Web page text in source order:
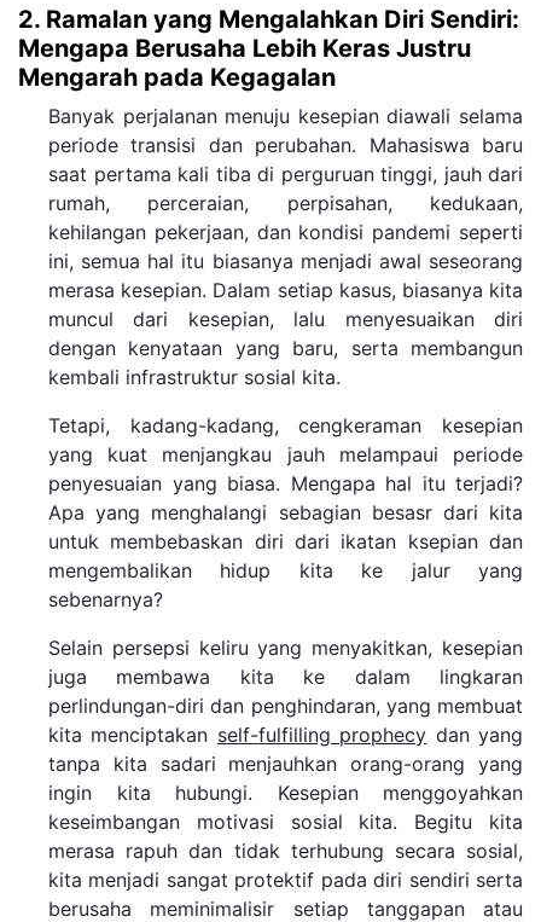
2. Ramalan yang Mengalahkan Diri Sendiri:
Mengapa Berusaha Lebih Keras Justru
Mengarah pada Kegagalan
Banyak perjalanan menuju kesepian diawali selama
periode transisi dan perubahan. Mahasiswa baru
saat pertama kali tiba di perguruan tinggi, jauh dari
rumah, perceraian, perpisahan, kedukaan,
kehilangan pekerjaan, dan kondisi pandemi seperti
ini, semua hal itu biasanya menjadi awal seseorang
merasa kesepian. Dalam setiap kasus, biasanya kita
muncul dari kesepian, lalu menyesuaikan diri
dengan kenyataan yang baru, serta membangun
kembali infrastruktur sosial kita.
Tetapi, kadang-kadang, cengkeraman kesepian
yang kuat menjangkau jauh melampaui periode
penyesuaian yang biasa. Mengapa hal itu terjadi?
Apa yang menghalangi sebagian besasr dari kita
untuk membebaskan diri dari ikatan ksepian dan
mengembalikan hidup kita ke jalur yang
sebenarnya?
Selain persepsi keliru yang menyakitkan, kesepian
juga membawa kita ke dalam lingkaran
perlindungan-diri dan penghindaran, yang membuat
kita menciptakan self-fulfilling prophecy dan yang
tanpa kita sadari menjauhkan orang-orang yang
ingin kita hubungi. Kesepian menggoyahkan
keseimbangan motivasi sosial kita. Begitu kita
merasa rapuh dan tidak terhubung secara sosial,
kita menjadi sangat protektif pada diri sendiri serta
berusaha meminimalisir setiap tanggapan atau